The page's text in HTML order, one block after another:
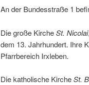
An der Bundesstraße 1
Die große KircheSt. Nicolai
dem 13. Jahrhundert. Ihre
Pfarrbereich Irxleben.
Die katholische KircheSt.